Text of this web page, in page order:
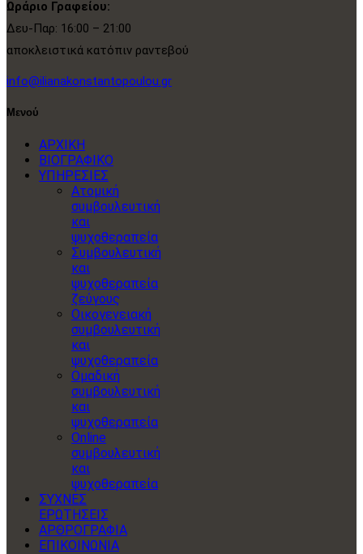
Ωράριο Γραφείου:
Δευ-Παρ: 16:00 – 21:00
αποκλειστικά κατόπιν ραντεβού
info@ilianakonstantopoulou.gr
Μενού
ΑΡΧΙΚΗ
ΒΙΟΓΡΑΦΙΚΟ
ΥΠΗΡΕΣΙΕΣ
Ατομική
συμβουλευτική
και
ψυχοθεραπεία
Συμβουλευτική
και
ψυχοθεραπεία
ζεύγους
Οικογενειακή
συμβουλευτική
και
ψυχοθεραπεία
Ομαδική
συμβουλευτική
και
ψυχοθεραπεία
Online
συμβουλευτική
και
ψυχοθεραπεία
ΣΥΧΝΕΣ
ΕΡΩΤΗΣΕΙΣ
ΑΡΘΡΟΓΡΑΦΙΑ
ΕΠΙΚΟΙΝΩΝΙΑ